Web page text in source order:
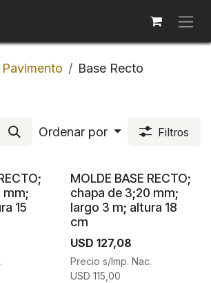
Base Recto
Ordenar por Filtros
mm;
15
MOLDE BASE RECTO;
chapa de 3;20 mm;
largo 3 m; altura 18
cm
USD 127,08
Precio s/Imp. Nac.
USD 115,00